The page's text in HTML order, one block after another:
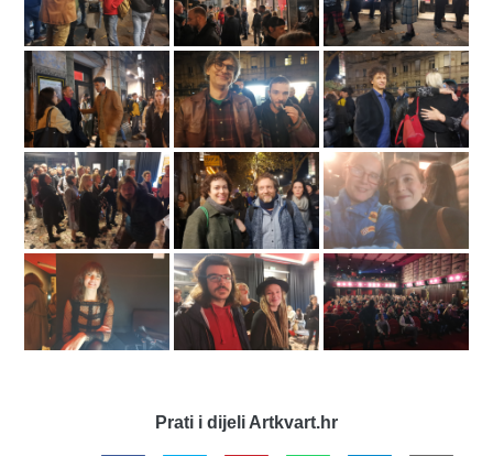
Prati i dijeli Artkvart.hr